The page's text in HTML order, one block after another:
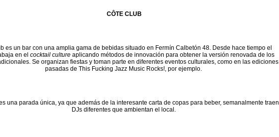
CÔTE CLUB
es un bar con una amplia gama de bebidas situado en Fermín Calbetón 48. Desde hace tiempo el
en el cocktail culture aplicando métodos de innovación para obtener la versión renovada de los
Se organizan fiestas y toman parte en diferentes eventos culturales, como en las ediciones
pasadas de This Fucking Jazz Music Rocks!, por ejemplo.
una parada única, ya que además de la interesante carta de copas para beber, semanalmente traen
DJs diferentes que ambientan el local.